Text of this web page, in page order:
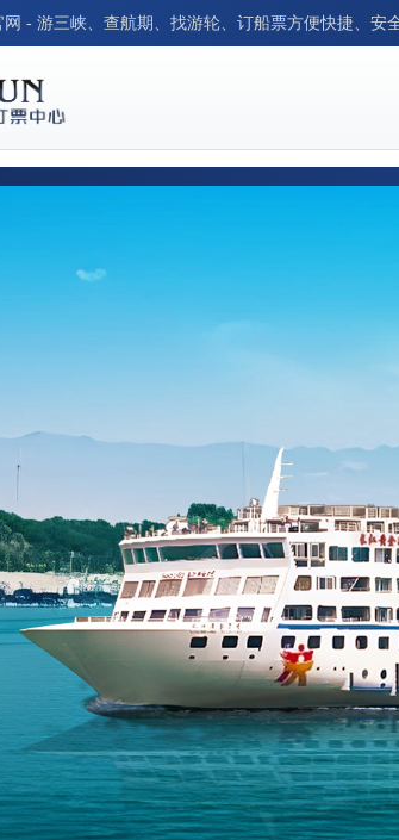
- 游三峡、查航期、找游轮、订船票方便快捷、安